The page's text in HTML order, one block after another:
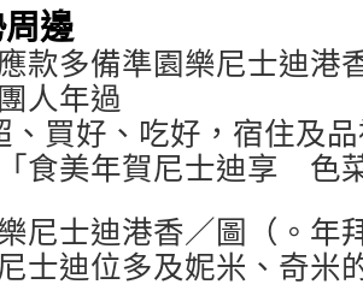
邊
款多備準園樂尼士迪港
人年過
、買好、吃好，宿住及
食美年賀尼士迪享 色
尼士迪港香／圖（。年
士迪位多及妮米、奇